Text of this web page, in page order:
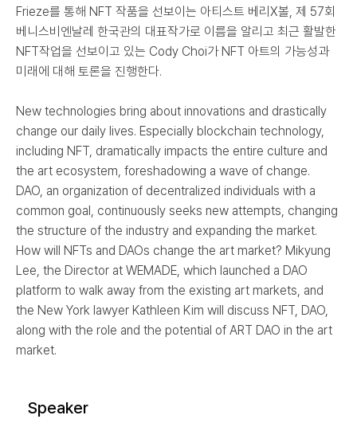
Frieze를 통해 NFT 작품을 선보이는 아티스트 베리X볼, 제 57회
베니스비엔날레 한국관의 대표작가로 이름을 알리고 최근 활발한
NFT작업을 선보이고 있는 Cody Choi가 NFT 아트의 가능성과
미래에 대해 토론을 진행한다.
New technologies bring about innovations and drastically
change our daily lives. Especially blockchain technology,
including NFT, dramatically impacts the entire culture and
the art ecosystem, foreshadowing a wave of change.
DAO, an organization of decentralized individuals with a
common goal, continuously seeks new attempts, changing
the structure of the industry and expanding the market.
How will NFTs and DAOs change the art market? Mikyung
Lee, the Director at WEMADE, which launched a DAO
platform to walk away from the existing art markets, and
the New York lawyer Kathleen Kim will discuss NFT, DAO,
along with the role and the potential of ART DAO in the art
market.
Speaker